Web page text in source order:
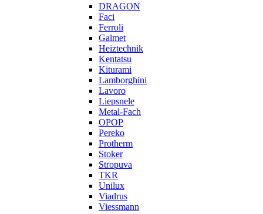
DRAGON
Faci
Ferroli
Galmet
Heiztechnik
Kentatsu
Kiturami
Lamborghini
Lavoro
Liepsnele
Metal-Fach
OPOP
Pereko
Protherm
Stoker
Stropuva
TKR
Unilux
Viadrus
Viessmann